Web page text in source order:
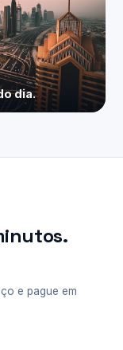
dia.
e pague em